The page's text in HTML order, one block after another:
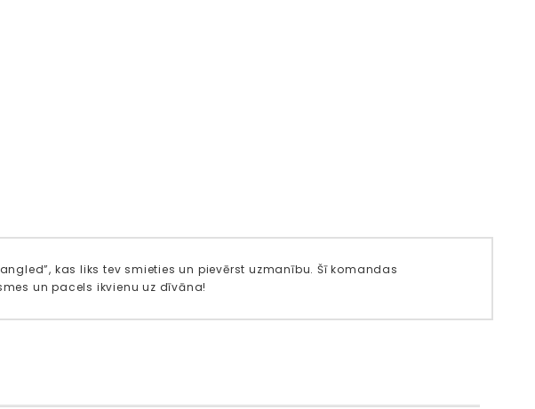
kas liks tev smieties un pievērst uzmanību. Šī komandas
un pacels ikvienu uz dīvāna!